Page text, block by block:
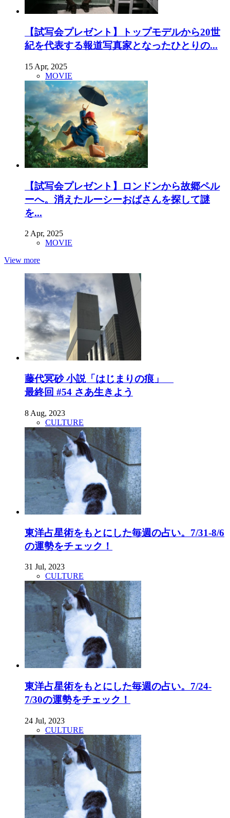
【試写会プレゼント】トップモデルから20世
紀を代表する報道写真家となったひとりの...
15 Apr, 2025
MOVIE
【試写会プレゼント】ロンドンから故郷ペル
ーへ。消えたルーシーおばさんを探して謎
を...
2 Apr, 2025
MOVIE
View more
藤代冥砂 小説「はじまりの痕」
最終回 #54 さあ生きよう
8 Aug, 2023
CULTURE
東洋占星術をもとにした毎週の占い。7/31-8/6
の運勢をチェック！
31 Jul, 2023
CULTURE
東洋占星術をもとにした毎週の占い。7/24-
7/30の運勢をチェック！
24 Jul, 2023
CULTURE